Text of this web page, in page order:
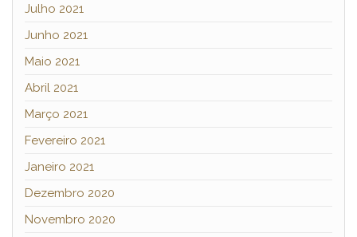
Julho 2021
Junho 2021
Maio 2021
Abril 2021
Março 2021
Fevereiro 2021
Janeiro 2021
Dezembro 2020
Novembro 2020